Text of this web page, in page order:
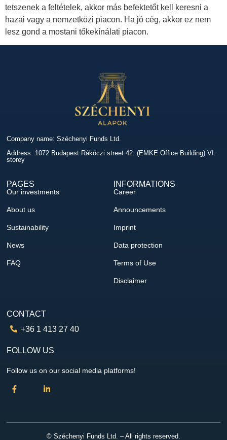
tetszenek a feltételek, akkor más befektetőt kell keresni a
hazai vagy a nemzetközi piacon. Ha jó cég, akkor ez nem
lesz gond a mostani tőkekínálati piacon.
Company name: Széchenyi Funds Ltd.
Address: 1072 Budapest Rákóczi street 42. (EMKE Office Building) VI.
storey
PAGES
Our investments
About us
Sustainability
News
FAQ
INFORMATIONS
Career
Announcements
Imprint
Data protection
Terms of Use
Disclaimer
CONTACT
+36 1 413 27 40
FOLLOW US
Follow us on our social media platforms!
© Széchenyi Funds Ltd. – All rights reserved.